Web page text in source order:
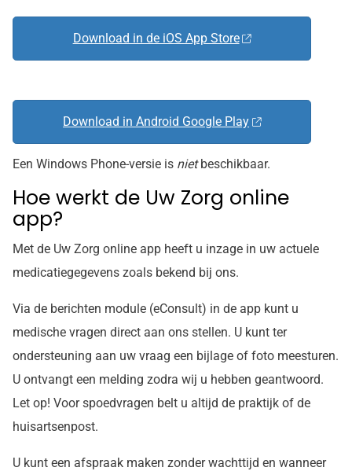
Download in de iOS App Store
Download in Android Google Play
Een Windows Phone-versie is nietbeschikbaar.
Hoe werkt de Uw Zorg online
app?
Met de Uw Zorg online app heeft u inzage in uw actuele
medicatiegegevens zoals bekend bij ons.
Via de berichten module (eConsult) in de app kunt u
medische vragen direct aan ons stellen. U kunt ter
ondersteuning aan uw vraag een bijlage of foto meesturen.
U ontvangt een melding zodra wij u hebben geantwoord.
Let op! Voor spoedvragen belt u altijd de praktijk of de
huisartsenpost.
U kunt een afspraak maken zonder wachttijd en wanneer